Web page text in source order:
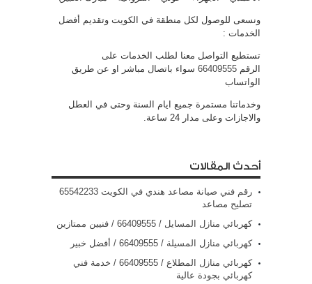
ونسعى للوصول لكل منطقة في الكويت وتقديم أفضل
الخدمات :
تستطيع التواصل معنا لطلب الخدمات على
الرقم 66409555 سواء باتصال مباشر او عن طريق
الواتساب
وخدماتنا مستمرة جميع ايام السنة وحتى في العطل
والاجازات وعلى مدار 24 ساعة.
أحدث المقالات
رقم فني صيانة مصاعد هندي في الكويت 65542233
تصليح مصاعد
كهربائي منازل المسايل / 66409555 / فنيين ممتازين
كهربائي منازل المسيلة / 66409555 / أفضل خبير
كهربائي منازل المطلاع / 66409555 / خدمة فني
كهربائي بجودة عالية